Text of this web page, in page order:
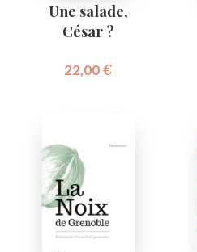
Une salade,
César ?
22,00€